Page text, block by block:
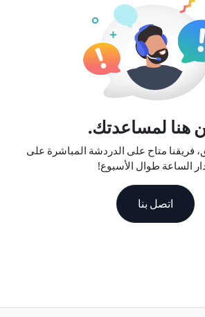
هنا لمساعدتك.
فريقنا متاح على الدردشة المباشرة على
الساعة طوال الأسبوع!
اتصل بنا